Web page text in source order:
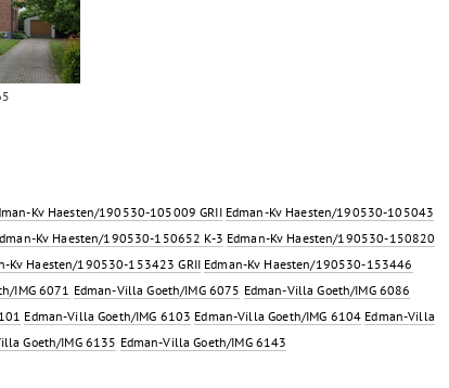
Kv Haesten/190530-105009 GRII Edman-Kv Haesten/190530-105043
Kv Haesten/190530-150652 K-3 Edman-Kv Haesten/190530-150820
Kv Haesten/190530-153423 GRII Edman-Kv Haesten/190530-153446
IMG 6071 Edman-Villa Goeth/IMG 6075 Edman-Villa Goeth/IMG 6086
Edman-Villa Goeth/IMG 6103 Edman-Villa Goeth/IMG 6104 Edman-Villa
Goeth/IMG 6135 Edman-Villa Goeth/IMG 6143